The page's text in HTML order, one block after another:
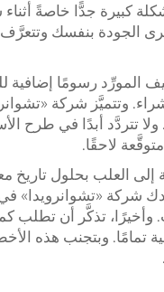
كبيرة جدًّا خاصةً
الجودة بنفسك
المورِّد رسومًا إضافية
وتتميَّز شركة
تتردَّد أبدًا في طرح
لاحقًا.
العلب بحلول تاريخ
شركة «تشوانرويدا» في
وأخيرًا، تذكَّر أن تطلب
تمامًا. وبتجنب هذه